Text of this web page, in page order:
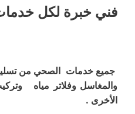
فني خبرة لكل
جميع خدمات الصحي من
والمغاسل وفلاتر مياه
الأخرى .